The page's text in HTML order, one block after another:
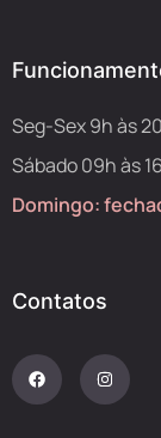
Seg-Sex 9h às
Sábado 09h às
Domingo:
Contatos